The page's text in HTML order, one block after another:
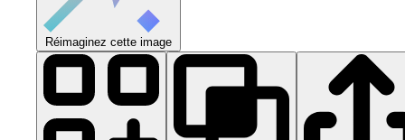
Réimaginez cette image